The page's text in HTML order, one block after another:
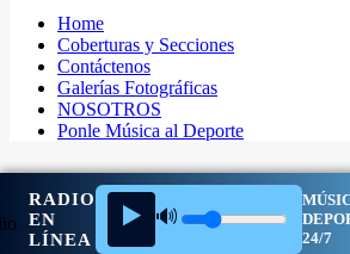
RADIO
EN
LÍNEA
▶️ 🔊
24/7
Home
Coberturas y Secciones
Contáctenos
Galerías Fotográficas
NOSOTROS
Ponle Música al Deporte